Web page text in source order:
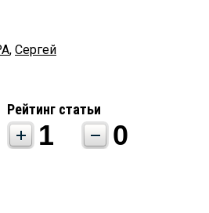
, Сергей
Рейтинг статьи
1 0